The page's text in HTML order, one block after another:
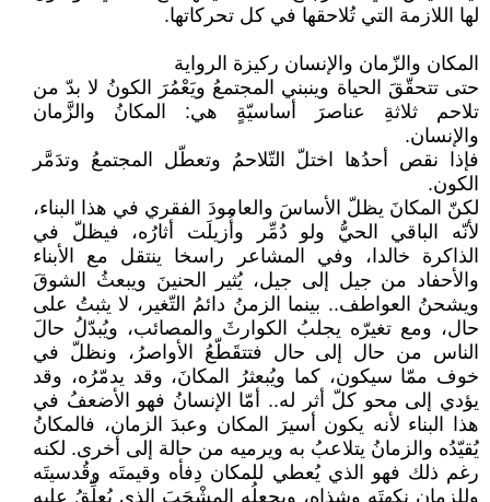
لها اللازمة التي تُلاحقها في كل تحركاتها.
المكان والزّمان والإنسان ركيزة الرواية
حتى تتحقّقَ الحياة وينبني المجتمعُ ويَعْمُرَ الكونُ لا بدّ من
تلاحم ثلاثةِ عناصرَ أساسيّةٍ هي: المكانُ والزَّمان
والإنسان.
فإذا نقص أحدُها اختلّ التّلاحمُ وتعطّل المجتمعُ وتدَمَّر
الكون.
لكنّ المكانَ يظلّ الأساسَ والعامودَ الفقري في هذا البناء،
لأنّه الباقي الحيُّ ولو دُمِّر وأُزيلَت أثارُه، فيظلّ في
الذاكرة خالدا، وفي المشاعر راسخا ينتقل مع الأبناء
والأحفاد من جيل إلى جيل، يُثير الحنينَ ويبعثُ الشوقَ
ويشحنُ العواطف.. بينما الزمنُ دائمُ التّغير، لا يثبتُ على
حال، ومع تغيرّه يجلبُ الكوارثَ والمصائب، ويُبدّلُ حالَ
الناس من حال إلى حال فتتقَطّعُ الأواصرُ، ونظلّ في
خوف ممّا سيكون، كما ويُبعثرُ المكانَ، وقد يدمّرُه، وقد
يؤدي إلى محو كلّ أثر له.. أمّا الإنسانُ فهو الأضعفُ في
هذا البناء لأنه يكون أسيرَ المكان وعبدَ الزمان، فالمكانُ
يُقيّدُه والزمانُ يتلاعبُ به ويرميه من حالة إلى أخرى. لكنه
رغم ذلك فهو الذي يُعطي للمكان دِفأه وقيمتَه وقُدسيتَه
وللزمان نكهتَه وشذاه، ويجعلُه المِشْجَبَ الذي يُعلِّقُ عليه